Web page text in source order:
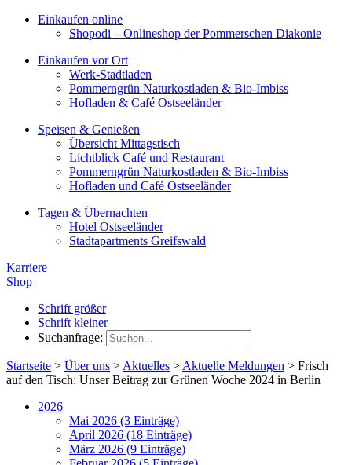
Einkaufen online
Shopodi – Onlineshop der Pommerschen Diakonie
Einkaufen vor Ort
Werk-Stadtladen
Pommerngrün Naturkostladen & Bio-Imbiss
Hofladen & Café Ostseeländer
Speisen & Genießen
Übersicht Mittagstisch
Lichtblick Café und Restaurant
Pommerngrün Naturkostladen & Bio-Imbiss
Hofladen und Café Ostseeländer
Tagen & Übernachten
Hotel Ostseeländer
Stadtapartments Greifswald
Karriere
Shop
Schrift größer
Schrift kleiner
Suchanfrage:
Startseite > Über uns > Aktuelles > Aktuelle Meldungen > Frisch
auf den Tisch: Unser Beitrag zur Grünen Woche 2024 in Berlin
2026
Mai 2026 (3 Einträge)
April 2026 (18 Einträge)
März 2026 (9 Einträge)